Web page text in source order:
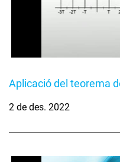
Aplicació del teorema
2 de des. 2022